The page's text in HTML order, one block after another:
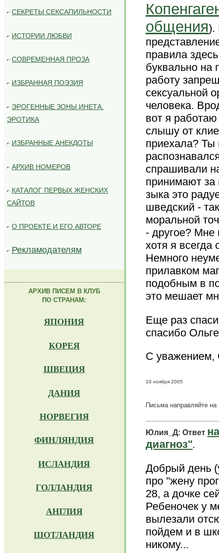
СЕКРЕТЫ СЕКСАПИЛЬНОСТИ
ИСТОРИИ ЛЮБВИ
СОВРЕМЕННАЯ ПРОЗА
ИЗБРАННАЯ ПОЭЗИЯ
ЭРОГЕННЫЕ ЗОНЫ ИНЕТА.
ЭРОТИКА
ИЗБРАННЫЕ АНЕКДОТЫ
АРХИВ НОМЕРОВ
КАТАЛОГ ПЕРВЫХ ЖЕНСКИХ
САЙТОВ
О ПРОЕКТЕ И ЕГО АВТОРЕ
Рекламодателям
..........................................
АРХИВ ПИСЕМ В КЛУБ
ПО СТРАНАМ:
ЯПОНИЯ
КОРЕЯ
ШВЕЦИЯ
ДАНИЯ
НОРВЕГИЯ
ФИНЛЯНДИЯ
ИСЛАНДИЯ
ГОЛЛАНДИЯ
АНГЛИЯ
ШОТЛАНДИЯ
общения).
правила
буквально на
работу
сексуальной
человека.
вот я
слышу от
приехала?
спрашивали
принимают за
зыка это
шведский -
моральной
- другое? Мне
хотя я всегда
Немного
прилавком
подобным в
это мешает
Еще раз
спасибо
С уважением,
10 ноября 2005
Письма направляйте на
Юлия_Д: Ответ
диагноз".
Добрый день
про "жену
28, а дочке
Ребеночек у
вылезали
пойдем и в
никому...